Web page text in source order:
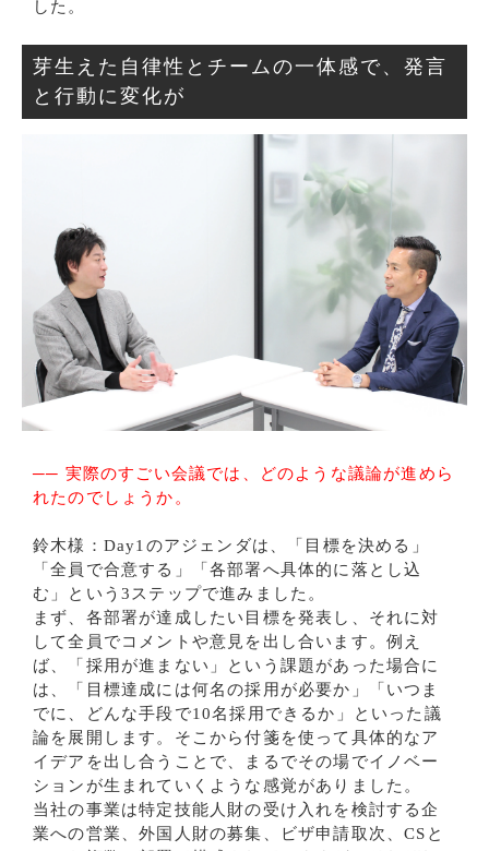
した。
芽生えた自律性とチームの一体感で、発言
と行動に変化が
── 実際のすごい会議では、どのような議論が進めら
れたのでしょうか。
鈴木様：Day1のアジェンダは、「目標を決める」
「全員で合意する」「各部署へ具体的に落とし込
む」という3ステップで進みました。
まず、各部署が達成したい目標を発表し、それに対
して全員でコメントや意見を出し合います。例え
ば、「採用が進まない」という課題があった場合に
は、「目標達成には何名の採用が必要か」「いつま
でに、どんな手段で10名採用できるか」といった議
論を展開します。そこから付箋を使って具体的なア
イデアを出し合うことで、まるでその場でイノベー
ションが生まれていくような感覚がありました。
当社の事業は特定技能人財の受け入れを検討する企
業への営業、外国人財の募集、ビザ申請取次、CSと